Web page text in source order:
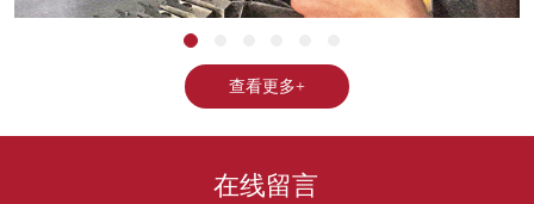
查看更多+
在线留言